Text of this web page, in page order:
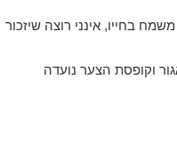
בחייו, אינני רוצה שיזכור
וקופסת הצער נועדה